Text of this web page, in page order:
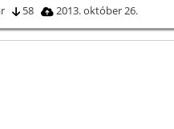
58 2013. október 26.